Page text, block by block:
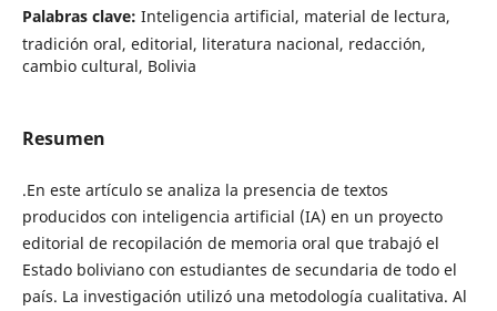
Palabras clave: Inteligencia artificial, material de lectura,
tradición oral, editorial, literatura nacional, redacción,
cambio cultural, Bolivia
Resumen
.En este artículo se analiza la presencia de textos
producidos con inteligencia artificial (IA) en un proyecto
editorial de recopilación de memoria oral que trabajó el
Estado boliviano con estudiantes de secundaria de todo el
país. La investigación utilizó una metodología cualitativa. Al